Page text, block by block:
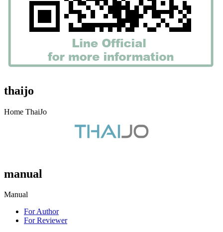
thaijo
Home ThaiJo
manual
Manual
For Author
For Reviewer